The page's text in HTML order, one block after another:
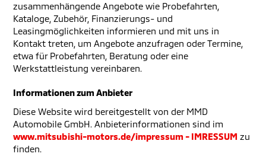
zusammenhängende Angebote wie Probefahrten,
Kataloge, Zubehör, Finanzierungs- und
Leasingmöglichkeiten informieren und mit uns in
Kontakt treten, um Angebote anzufragen oder Termine,
etwa für Probefahrten, Beratung oder eine
Werkstattleistung vereinbaren.
Informationen zum Anbieter
Diese Website wird bereitgestellt von der MMD
Automobile GmbH. Anbieterinformationen sind im
www.mitsubishi-motors.de/impressum - IMRESSUM zu
finden.